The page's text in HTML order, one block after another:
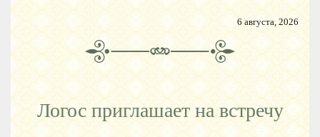
6 августа, 2026
Логос приглашает на встречу